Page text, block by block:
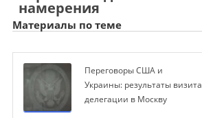
намерения
Материалы по теме
Переговоры США и
Украины: результаты визита
делегации в Москву